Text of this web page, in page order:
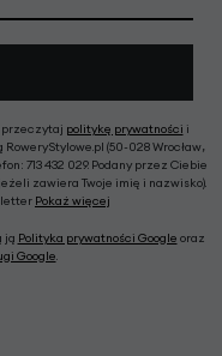
przeczytaj politykę prywatności i
(50-028 Wrocław,
713 432 029. Podany przez Ciebie
zawiera Twoje imię i nazwisko).
Pokaż więcej
ją Polityka prywatności Google oraz
Google